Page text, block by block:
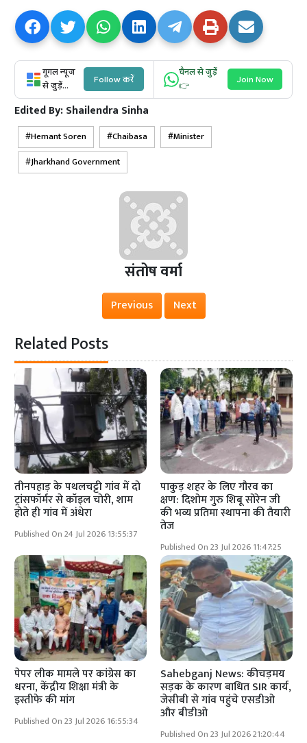
गूगल न्यूज
से जुड़ें...
Follow करें
चैनल से जुड़ें
👉
Join Now
Edited By:Shailendra Sinha
Hemant Soren Chaibasa
Minister
Jharkhand Government
संतोष वर्मा
Previous Next
Related Posts
तीनपहाड़ के पथलचट्टी गांव में दो
ट्रांसफॉर्मर से कॉइल चोरी, शाम
होते ही गांव में अंधेरा
Published On 24 Jul 2026 13:55:37
पाकुड़ शहर के लिए गौरव का
क्षण: दिशोम गुरु शिबू सोरेन जी
की भव्य प्रतिमा स्थापना की तैयारी
तेज
Published On 23 Jul 2026 11:47:25
पेपर लीक मामले पर कांग्रेस का
धरना, केंद्रीय शिक्षा मंत्री के
इस्तीफे की मांग
Published On 23 Jul 2026 16:55:34
Sahebganj News: कीचड़मय
सड़क के कारण बाधित SIR कार्य,
जेसीबी से गांव पहुंचे एसडीओ
और बीडीओ
Published On 23 Jul 2026 21:20:44